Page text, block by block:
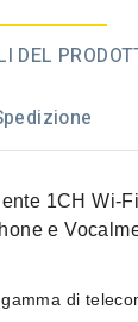
DEL
1CH Wi-
e
di